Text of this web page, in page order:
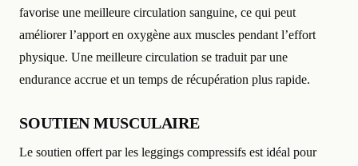
favorise une meilleure circulation sanguine, ce qui peut
améliorer l’apport en oxygène aux muscles pendant l’effort
physique. Une meilleure circulation se traduit par une
endurance accrue et un temps de récupération plus rapide.
SOUTIEN MUSCULAIRE
Le soutien offert par les leggings compressifs est idéal pour